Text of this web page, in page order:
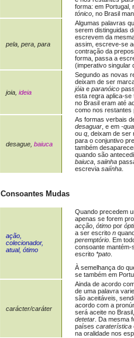
forma: em Portugal,
tónico , no Brasil
pela, pera, para
Algumas palavras
serem distinguidas
escrevem da
assim, escreve-se
contração da
forma, passa a
(imperativo singular
joia, ideia
Segundo as novas
deixam de ser
jóia e paranóico
esta regra aplica-
no Brasil eram até
como nos
desague, baiuca
As formas verbais
desaguar , e em -
ou q , deixam de
para o conjuntivo
também
quando são
baiuca saiinha
escrevia saiínha
Consoantes Mudas
ação,
colecionador,
atual, ótimo
Quando precedem
apenas se forem
acção ótimo por
a ser escrito n
peremptório . Em
consoante
escrito *pato
À semelhança do
se também em
carácter/caráter
Ainda de acordo
de uma palavra
são aceitáveis,
acordo com a
será aceite no
detetar . Da
países caraterística
na oralidade nos